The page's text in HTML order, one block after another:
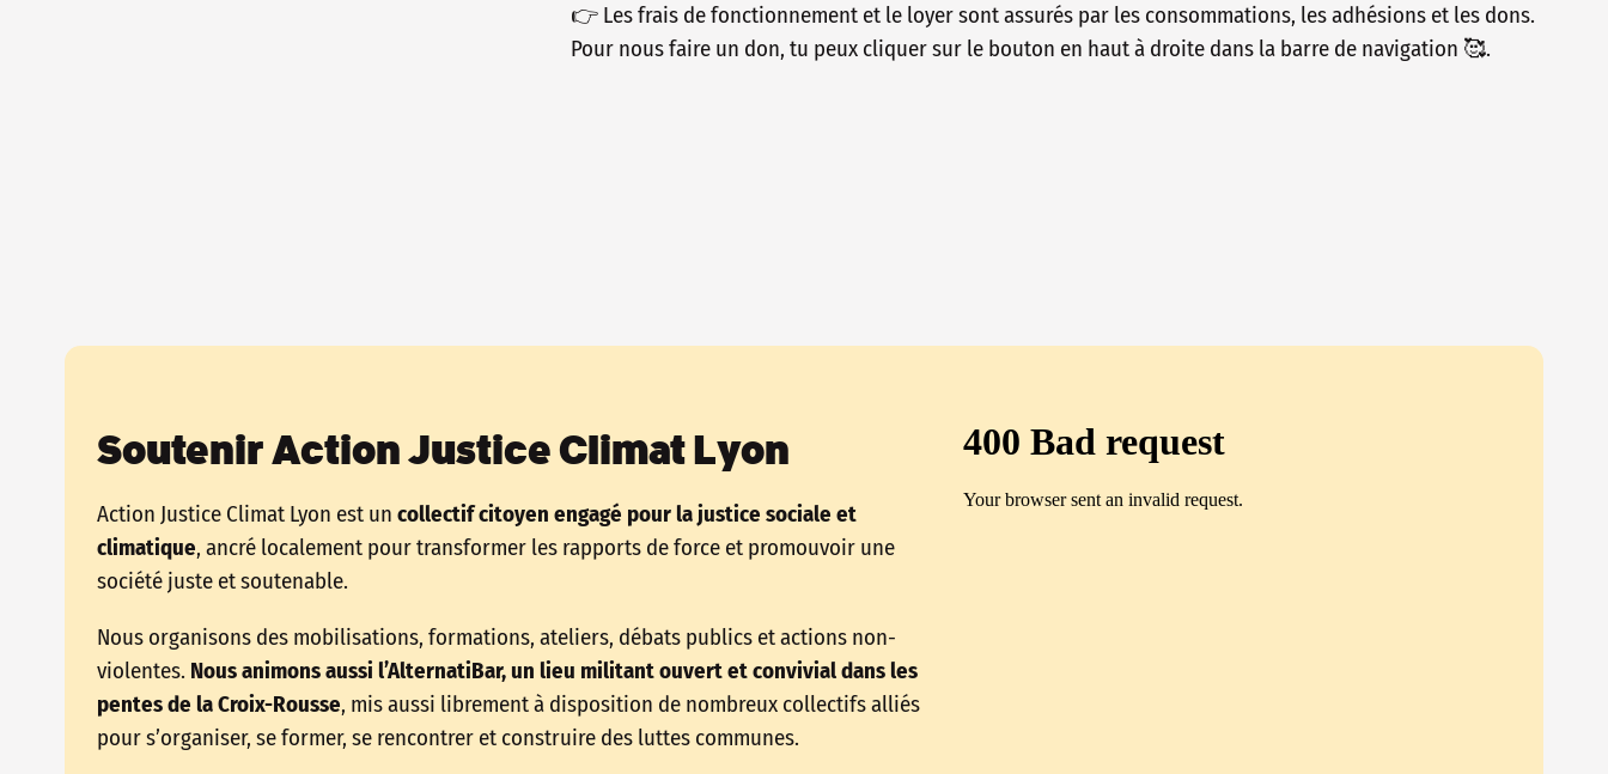
👉 Les frais de fonctionnement et le loyer sont assurés par les consommations, les adhésions et les dons.
Pour nous faire un don, tu peux cliquer sur le bouton en haut à droite dans la barre de navigation 🥰.
Soutenir Action Justice Climat Lyon
Action Justice Climat Lyon est un collectif citoyen engagé pour la justice sociale et
climatique, ancré localement pour transformer les rapports de force et promouvoir une
société juste et soutenable.
Nous organisons des mobilisations, formations, ateliers, débats publics et actions non-
violentes. Nous animons aussi l’AlternatiBar, un lieu militant ouvert et convivial dans les
pentes de la Croix-Rousse, mis aussi librement à disposition de nombreux collectifs alliés
pour s’organiser, se former, se rencontrer et construire des luttes communes.